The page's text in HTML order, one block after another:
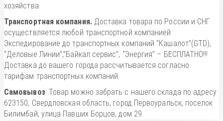
хозяйства.
Транспортная компания.Доставка товара по России и СНГ
осуществляется любой транспортной компанией.
Экспедирование до транспортных компаний “Кашалот”(GTD),
“Деловые Линии”,”Байкал сервис”, “Энергия” – БЕСПЛАТНО!!!
Доставка до вашего города рассчитывается согласно
тарифам транспортных компаний.
Самовывоз. Товар можно забрать с нашего склада по адресу
623150, Свердловская область, город Первоуральск, поселок
Билимбай, улица Павших Борцов, дом 29.